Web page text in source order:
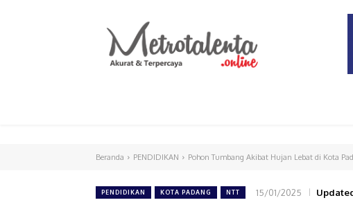
Beranda PENDIDIKAN Pohon Tumbang Akibat Hujan Lebat di Kota
PENDIDIKAN KOTA PADANG NTT 15/01/2025